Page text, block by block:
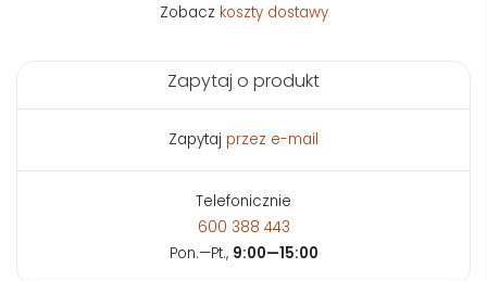
Zobacz koszty dostawy
Zapytaj o produkt
Zapytaj przez e-mail
Telefonicznie
600 388 443
Pon.—Pt., 9:00—15:00